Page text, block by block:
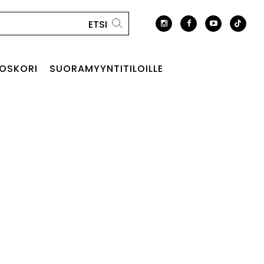
SUORAMYYNTITILOILLE